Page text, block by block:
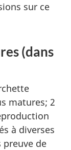
sur ce
(dans
matures; 2
à diverses
preuve de